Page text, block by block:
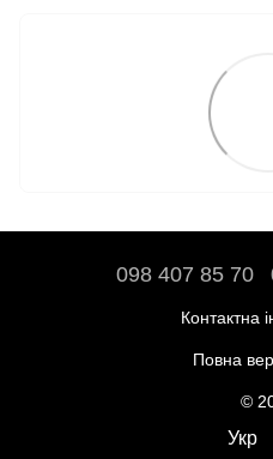
098 407 85 70
Контактна
Повна
©
Укр